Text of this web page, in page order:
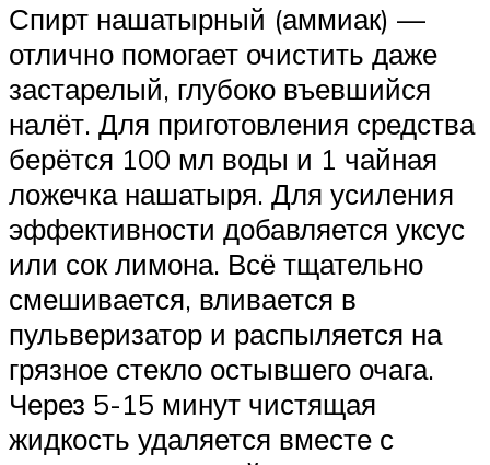
Спирт нашатырный (аммиак) —
отлично помогает очистить даже
застарелый, глубоко въевшийся
налёт. Для приготовления средства
берётся 100 мл воды и 1 чайная
ложечка нашатыря. Для усиления
эффективности добавляется уксус
или сок лимона. Всё тщательно
смешивается, вливается в
пульверизатор и распыляется на
грязное стекло остывшего очага.
Через 5-15 минут чистящая
жидкость удаляется вместе с